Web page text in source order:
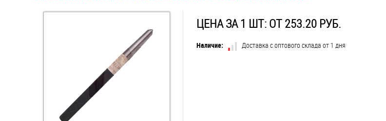
Дюймовый крепёж
Заклепки (Гайки-Заклепки)
ЦЕНА ЗА 1 ШТ: ОТ 253.20 РУБ.
Наличие: Доставка с оптового склада от 1 дня